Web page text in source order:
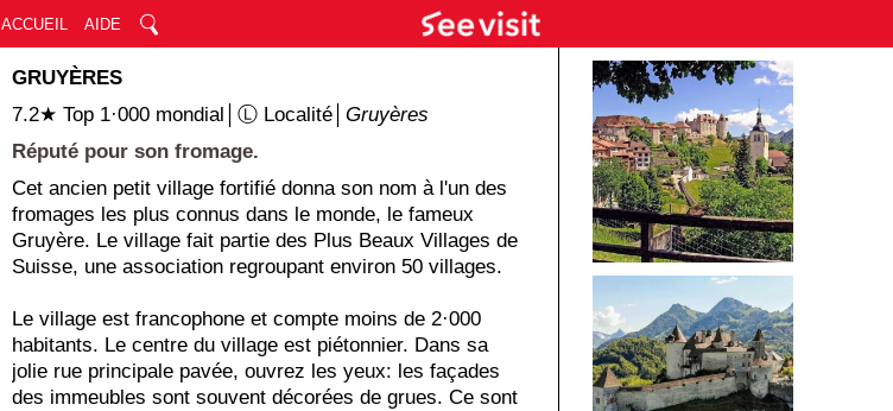
ACCUEIL AIDE
GRUYÈRES
7.2★ Top 1·000 mondial│Ⓛ Localité│Gruyères
Réputé pour son fromage.
Cet ancien petit village fortifié donna son nom à l'un des
fromages les plus connus dans le monde, le fameux
Gruyère. Le village fait partie des Plus Beaux Villages de
Suisse, une association regroupant environ 50 villages.
Le village est francophone et compte moins de 2·000
habitants. Le centre du village est piétonnier. Dans sa
jolie rue principale pavée, ouvrez les yeux: les façades
des immeubles sont souvent décorées de grues. Ce sont